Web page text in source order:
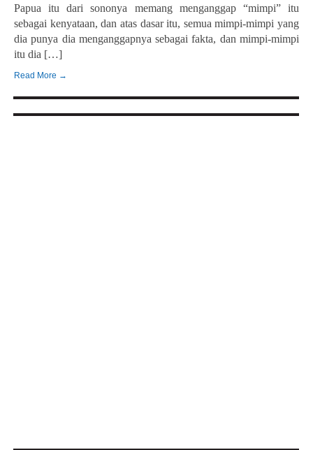
Papua itu dari sononya memang menganggap “mimpi” itu
sebagai kenyataan, dan atas dasar itu, semua mimpi-mimpi yang
dia punya dia menganggapnya sebagai fakta, dan mimpi-mimpi
itu dia […]
Read More →